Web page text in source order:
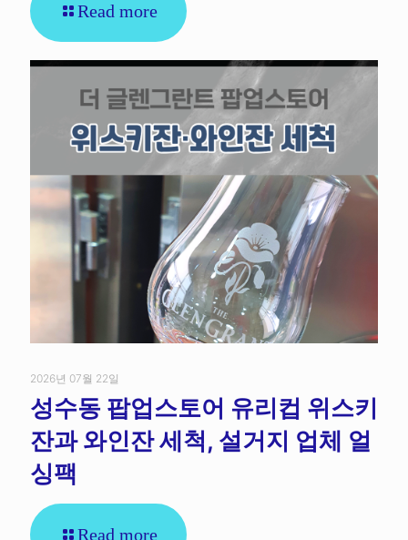
Read more
2026년 07월 22일
성수동 팝업스토어 유리컵 위스키
잔과 와인잔 세척, 설거지 업체 얼
싱팩
Read more